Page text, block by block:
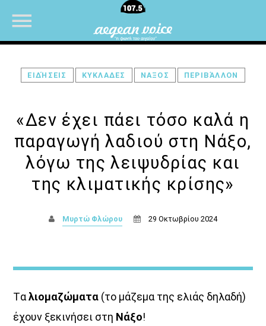
UPCOMING SHOWS
Θεμα Υγειας
16:00
18:00
ΕΙΔΉΣΕΙΣ ΚΥΚΛΑΔΕΣ ΝΑΞΟΣ ΠΕΡΙΒΆΛΛΟΝ
«Δεν έχει πάει τόσο καλά η
παραγωγή λαδιού στη Νάξο,
λόγω της λειψυδρίας και
της κλιματικής κρίσης»
Μυρτώ Φλώρου 29 Οκτωβρίου 2024
Tαλιομαζώματα (το μάζεμα της ελιάς δηλαδή)
έχουν ξεκινήσει στη Νάξο!